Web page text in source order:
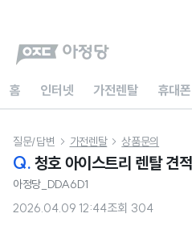
홈 인터넷 가전렌탈 휴대폰
질문/답변  가전렌탈  상품문의
Q. 청호 아이스트리 렌탈 견적
아정당_DDA6D1
2026.04.09 12:44조회 304